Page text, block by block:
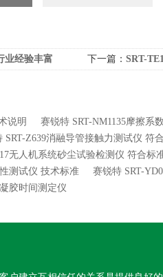
业经验丰富 下一篇： SRT-
说明
赛锐特 SRT-NM1135摩擦系
SRT-Z639消融导管接触力测试仪 符
无人机系统砂尘试验检测仪 符合标
测试仪 技术标准
赛锐特 SRT-
胶时间测定仪